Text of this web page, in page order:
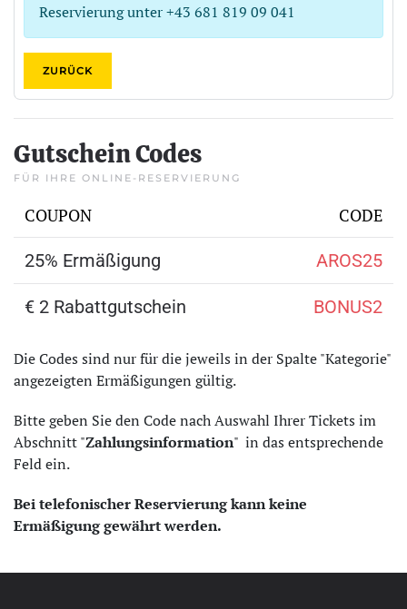
Reservierung unter +43 681 819 09 041
ZURÜCK
Gutschein Codes
FÜR IHRE ONLINE-RESERVIERUNG
COUPON CODE
25% Ermäßigung AROS25
€ 2 Rabattgutschein BONUS2
Die Codes sind nur für die jeweils in der Spalte "Kategorie"
angezeigten Ermäßigungen gültig.
Bitte geben Sie den Code nach Auswahl Ihrer Tickets im
Abschnitt "Zahlungsinformation" in das entsprechende
Feld ein.
Bei telefonischer Reservierung kann keine
Ermäßigung gewährt werden.